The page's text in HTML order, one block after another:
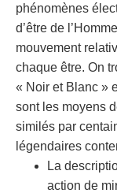
phénomènes
d’être de
mouvement
chaque être. On
« Noir et Blanc »
sont les moyens
similés par
légendaires
La
action de